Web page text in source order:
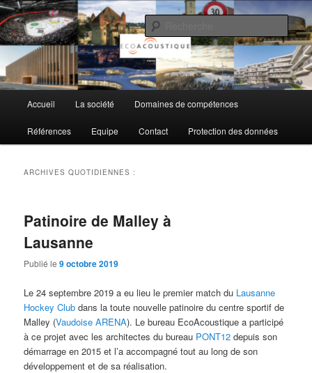
Aller
au
contenu
principal
Aller
au
contenu
secondaireEcoAcoustique SA
principal
Accueil La société Domaines de compétences
Références Equipe Contact Protection des données
ARCHIVES QUOTIDIENNES :
Patinoire de Malley à
Lausanne
Publié le9 octobre 2019
Le 24 septembre 2019 a eu lieu le premier match du Lausanne
Hockey Club dans la toute nouvelle patinoire du centre sportif de
Malley (Vaudoise ARENA). Le bureau EcoAcoustique a participé
à ce projet avec les architectes du bureau PONT12 depuis son
démarrage en 2015 et l’a accompagné tout au long de son
développement et de sa réalisation.